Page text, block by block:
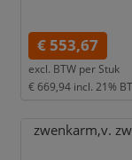
€ 553,67
excl. BTW per Stuk
€ 669,94 incl. 21%
zwenkarm,v.